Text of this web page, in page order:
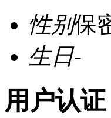
性别保
生日-
用户认证